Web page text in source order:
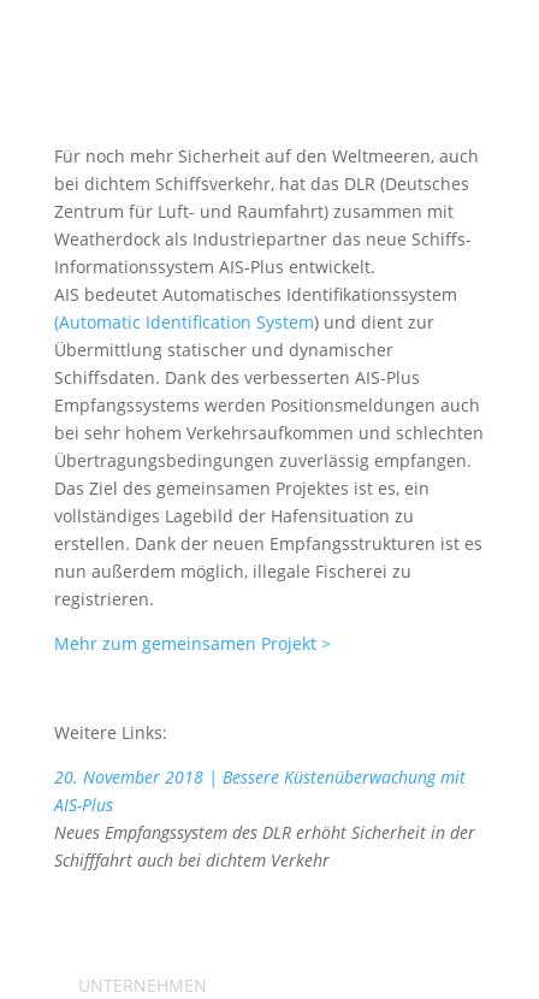
Für noch mehr Sicherheit auf den Weltmeeren, auch
bei dichtem Schiffsverkehr, hat das DLR (Deutsches
Zentrum für Luft- und Raumfahrt) zusammen mit
Weatherdock als Industriepartner das neue Schiffs-
Informationssystem AIS-Plus entwickelt.
AIS bedeutet Automatisches Identifikationssystem
(Automatic Identification System) und dient zur
Übermittlung statischer und dynamischer
Schiffsdaten. Dank des verbesserten AIS-Plus
Empfangssystems werden Positionsmeldungen auch
bei sehr hohem Verkehrsaufkommen und schlechten
Übertragungsbedingungen zuverlässig empfangen.
Das Ziel des gemeinsamen Projektes ist es, ein
vollständiges Lagebild der Hafensituation zu
erstellen. Dank der neuen Empfangsstrukturen ist es
nun außerdem möglich, illegale Fischerei zu
registrieren.
Mehr zum gemeinsamen Projekt >
Weitere Links:
20. November 2018| Bessere Küstenüberwachung mit
AIS-Plus
Neues Empfangssystem des DLR erhöht Sicherheit in der
Schifffahrt auch bei dichtem Verkehr
UNTERNEHMEN